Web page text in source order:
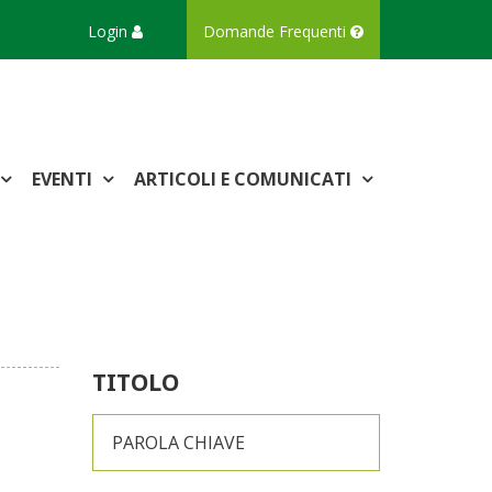
Login Domande Frequenti
EVENTI ARTICOLI E COMUNICATI
TITOLO